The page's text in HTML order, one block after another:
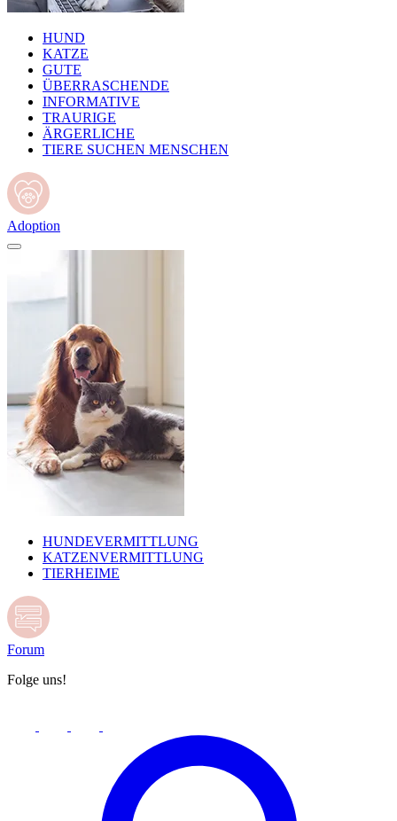
HUND
KATZE
GUTE
ÜBERRASCHENDE
INFORMATIVE
TRAURIGE
ÄRGERLICHE
TIERE SUCHEN MENSCHEN
Adoption
HUNDEVERMITTLUNG
KATZENVERMITTLUNG
TIERHEIME
Forum
Folge uns!